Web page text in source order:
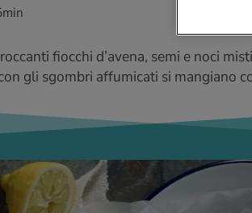
fiocchi d’avena, semi e noci
gli sgombri affumicati si mangiano